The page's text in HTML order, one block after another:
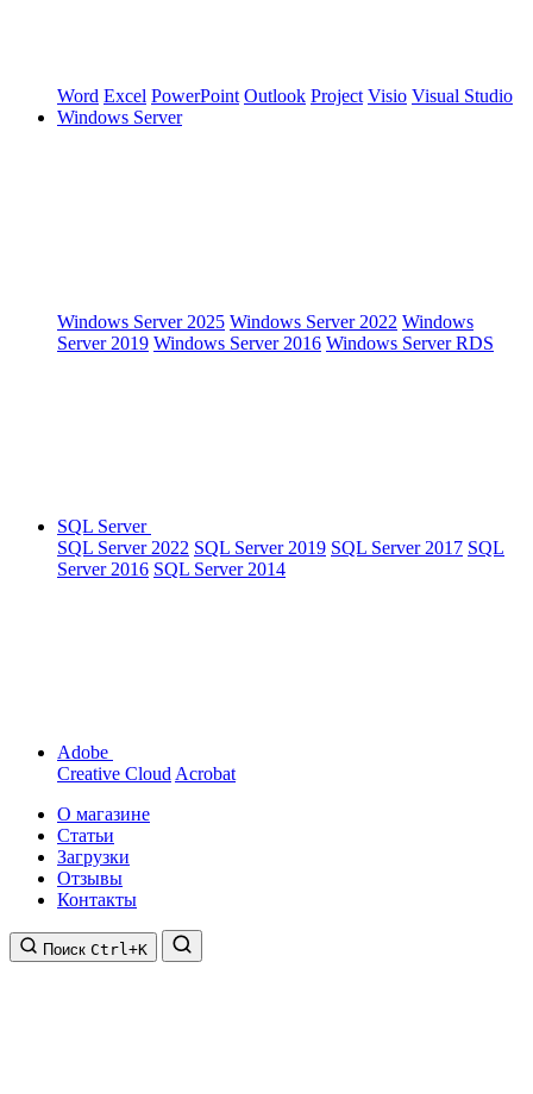
Word Excel PowerPoint Outlook Project Visio Visual Studio
Windows Server
Windows Server 2025 Windows Server 2022 Windows
Server 2019 Windows Server 2016 Windows Server RDS
SQL Server
SQL Server 2022 SQL Server 2019 SQL Server 2017 SQL
Server 2016 SQL Server 2014
Adobe
Creative Cloud Acrobat
О магазине
Статьи
Загрузки
Отзывы
Контакты
Поиск Ctrl+K